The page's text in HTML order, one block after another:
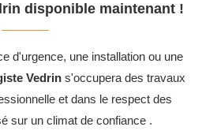
disponible maintenant !
d'urgence, une installation ou une
Vedrins'occupera des travaux
et dans le respect des
sur un climat de confiance .